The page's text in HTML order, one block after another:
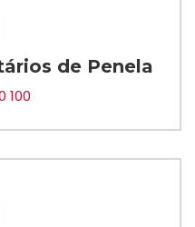
de Penela
100